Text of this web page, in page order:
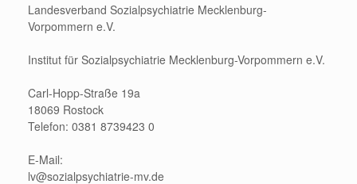
Landesverband Sozialpsychiatrie Mecklenburg-
Vorpommern e.V.
Institut für Sozialpsychiatrie Mecklenburg-Vorpommern e.V.
Carl-Hopp-Straße 19a
18069 Rostock
Telefon: 0381 8739423 0
E-Mail:
lv@sozialpsychiatrie-mv.de